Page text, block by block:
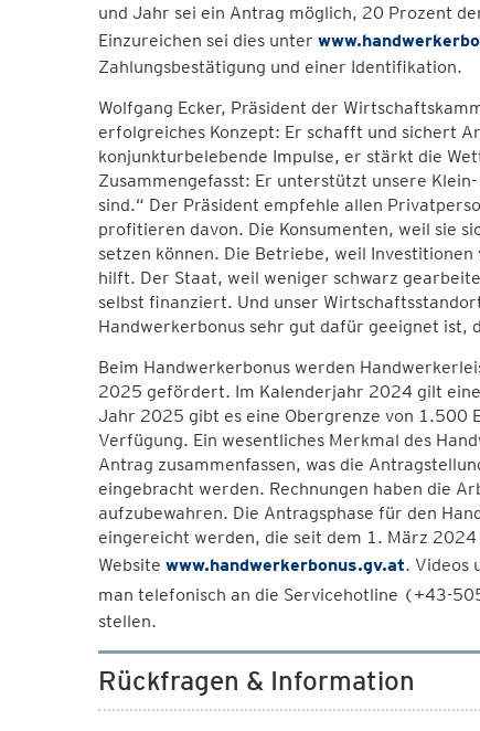
und Jahr sei ein Antrag möglich, 20 Prozent
Einzureichen sei dies unter
Zahlungsbestätigung und einer Identifikation.
Wolfgang Ecker, Präsident der
erfolgreiches Konzept: Er schafft und sichert
konjunkturbelebende Impulse, er stärkt die
Zusammengefasst: Er unterstützt unsere
sind.“ Der Präsident empfehle allen
profitieren davon. Die Konsumenten, weil sie
setzen können. Die Betriebe, weil
hilft. Der Staat, weil weniger schwarz
selbst finanziert. Und unser
Handwerkerbonus sehr gut dafür geeignet ist,
Beim Handwerkerbonus werden
2025 gefördert. Im Kalenderjahr 2024 gilt
Jahr 2025 gibt es eine Obergrenze von 1.500
Verfügung. Ein wesentliches Merkmal des
Antrag zusammenfassen, was die
eingebracht werden. Rechnungen haben die
aufzubewahren. Die Antragsphase für den
eingereicht werden, die seit dem 1. März
Website www.handwerkerbonus.gv.at. Videos
man telefonisch an die Servicehotline (+43-
stellen.
Rückfragen & Information